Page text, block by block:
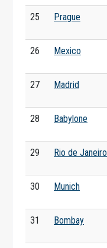
25 Prague
26 Mexico
27 Madrid
28 Babylone
29 Rio de Janeiro
30 Munich
31 Bombay